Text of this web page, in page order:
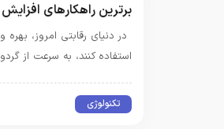
برترین راهکارهای
در دنیای رقابتی امروز،
استفاده کنند، به سرعت از
تکنولوژی